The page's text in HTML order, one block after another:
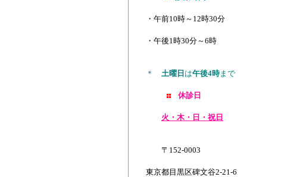
・午前10時～12時30分
・午後1時30分～6時
＊ 土曜日 は午後4時まで
休診日
火・木・日・祝日
〒152-0003
東京都目黒区碑文谷2-21-6